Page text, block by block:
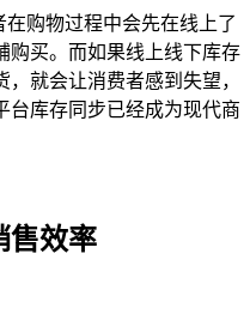
购物过程中会先在线上了
购买。而如果线上线下库存
就会让消费者感到失望，
台库存同步已经成为现代商
售效率